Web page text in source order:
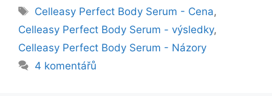
Štítky
Celleasy Perfect Body Serum - Cena,
Celleasy Perfect Body Serum - výsledky,
Celleasy Perfect Body Serum - Názory
4 komentářů